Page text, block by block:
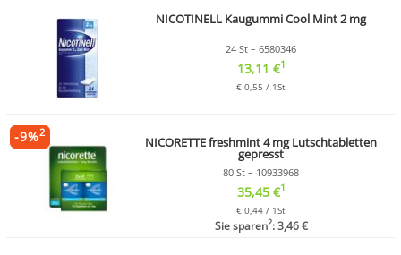
NICOTINELL Kaugummi Cool Mint 2 mg
24 St – 6580346
13,11 €1
€ 0,55 / 1St
NICORETTE freshmint 4 mg Lutschtabletten
gepresst
80 St – 10933968
35,45 €1
€ 0,44 / 1St
Sie sparen2: 3,46 €
-9%2